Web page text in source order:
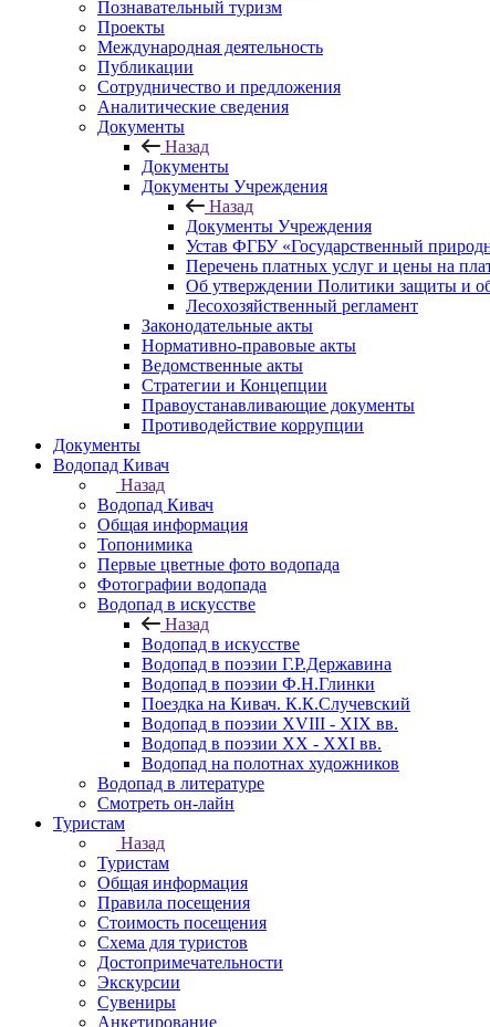
Познавательный туризм
Проекты
Международная деятельность
Публикации
Сотрудничество и предложения
Аналитические сведения
Документы
Назад
Документы
Документы Учреждения
Назад
Документы Учреждения
Устав ФГБУ «Государственный
Перечень платных услуг и цены на
Об утверждении Политики защиты и
Лесохозяйственный регламент
Законодательные акты
Нормативно-правовые акты
Ведомственные акты
Стратегии и Концепции
Правоустанавливающие документы
Противодействие коррупции
Документы
Водопад Кивач
Назад
Водопад Кивач
Общая информация
Топонимика
Первые цветные фото водопада
Фотографии водопада
Водопад в искусстве
Назад
Водопад в искусстве
Водопад в поэзии Г.Р.Державина
Водопад в поэзии Ф.Н.Глинки
Поездка на Кивач. К.К.Случевский
Водопад в поэзии XVIII - XIX вв.
Водопад в поэзии XX - XXI вв.
Водопад на полотнах художников
Водопад в литературе
Смотреть он-лайн
Туристам
Назад
Туристам
Общая информация
Правила посещения
Стоимость посещения
Схема для туристов
Достопримечательности
Экскурсии
Сувениры
Анкетирование